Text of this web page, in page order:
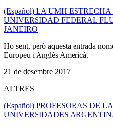
(Español) LA UMH
UNIVERSIDAD FEDERAL
JANEIRO
Ho sent, però aquesta entrada
Europeu i Anglès Americà.
21 de desembre 2017
ALTRES
(Español) PROFESORAS DE
UNIVERSIDADES